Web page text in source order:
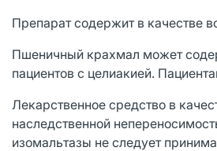
Препарат содержит в качестве
Пшеничный крахмал может
пациентов с целиакией.
Лекарственное средство в
наследственной
изомальтазы не следует